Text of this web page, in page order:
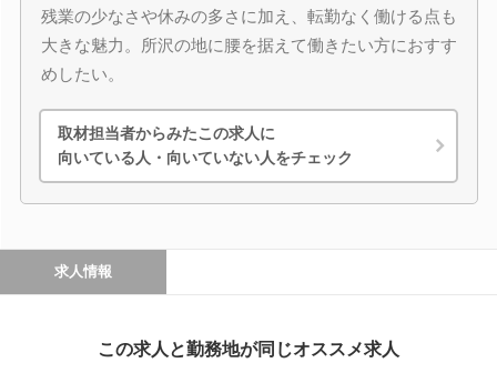
残業の少なさや休みの多さに加え、転勤なく働ける点も
大きな魅力。所沢の地に腰を据えて働きたい方におすす
めしたい。
取材担当者からみたこの求人に
向いている人・向いていない人をチェック
求人情報
この求人と勤務地が同じオススメ求人